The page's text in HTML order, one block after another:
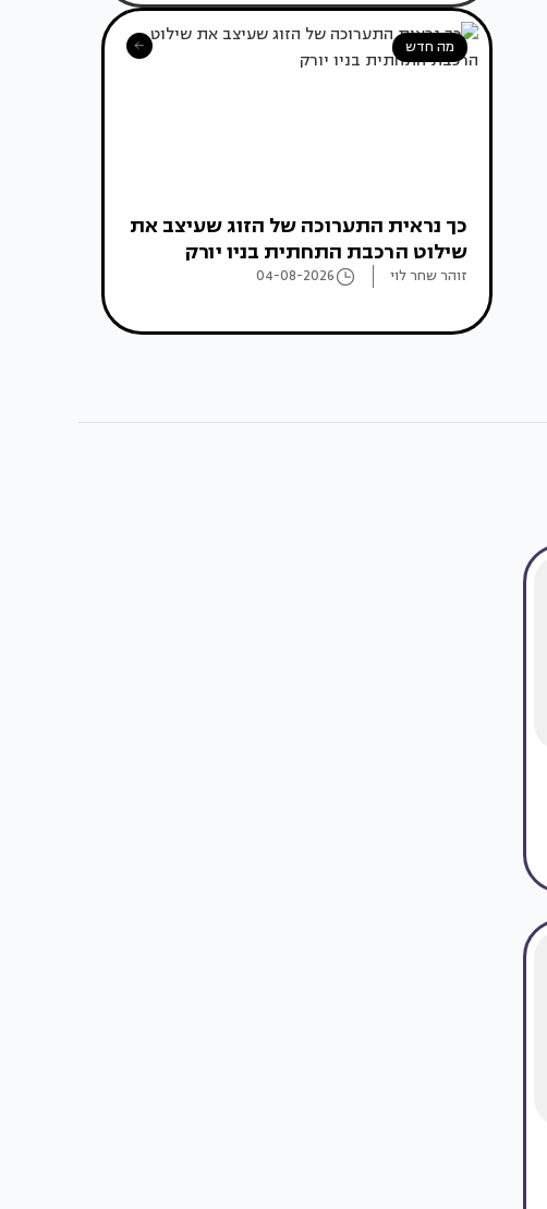
מה חדש
כך נראית התערוכה של הזוג שעיצב את
שילוט הרכבת התחתית בניו יורק
זוהר שחר לוי 04-08-2026